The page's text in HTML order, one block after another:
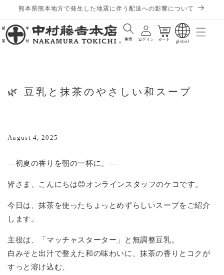
熊本県熊本地方で発生した地震に伴う配送への影響について
検索 ログイン
Cart
カート global
🌿 豆乳と抹茶のやさしい和スープ
August 4, 2025
—初夏の香りを朝の一杯に。—
皆さま、こんにちは😊オンラインスタッフのケコです。
今日は、抹茶を使ったちょっとめずらしいスープをご紹介
します。
主役は、「マッチャスターター」と無調整豆乳。
白みそと出汁で整えた和の味わいに、抹茶の香りとコクが
すっと溶け込む、